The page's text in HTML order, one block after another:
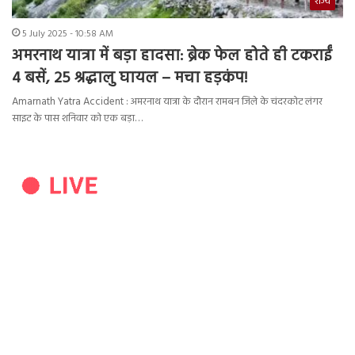
5 July 2025 - 10:58 AM
अमरनाथ यात्रा में बड़ा हादसा: ब्रेक फेल होते ही टकराईं
4 बसें, 25 श्रद्धालु घायल – मचा हड़कंप!
Amarnath Yatra Accident : अमरनाथ यात्रा के दौरान रामबन जिले के चंदरकोट लंगर
साइट के पास शनिवार को एक बड़ा…